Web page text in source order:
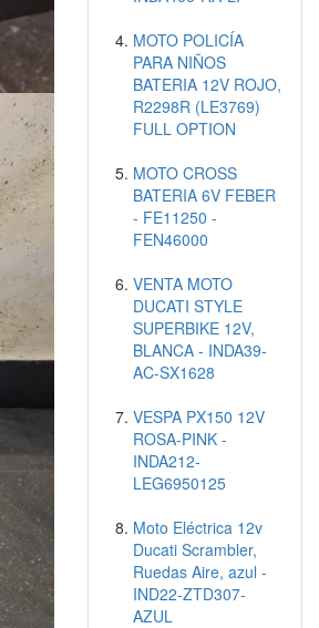
MOTO POLICÍA
PARA NIÑOS
BATERIA 12V ROJO,
R2298R (LE3769)
FULL OPTION
MOTO CROSS
BATERIA 6V FEBER
- FE11250 -
FEN46000
VENTA MOTO
DUCATI STYLE
SUPERBIKE 12V,
BLANCA - INDA39-
AC-SX1628
VESPA PX150 12V
ROSA-PINK -
INDA212-
LEG6950125
Moto Eléctrica 12v
Ducati Scrambler,
Ruedas Aire, azul -
IND22-ZTD307-
AZUL